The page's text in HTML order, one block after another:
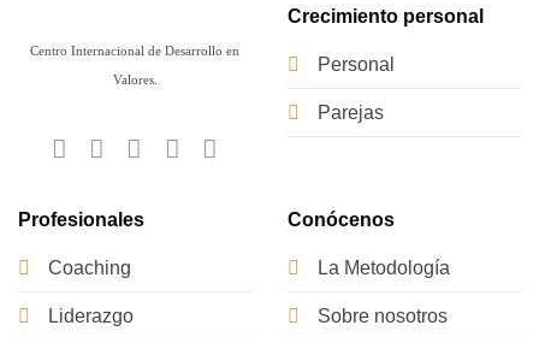
Centro Internacional de Desarrollo en
Valores.
Crecimiento personal
Personal
Parejas
Profesionales
Coaching
Liderazgo
Conócenos
La Metodología
Sobre nosotros